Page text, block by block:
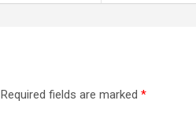
Required fields are marked*